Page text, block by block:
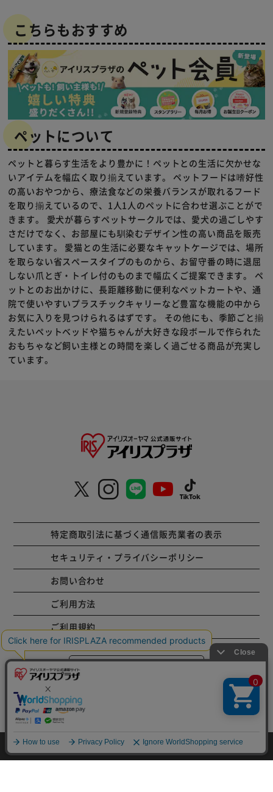
こちらもおすすめ
ペットについて
ペットと暮らす生活をより豊かに！ペットとの生活に欠かせな
いアイテムを幅広く取り揃えています。 ペットフードは嗜好性
の高いおやつから、療法食などの栄養バランスが取れるフード
を取り揃えているので、1人1人のペットに合わせ選ぶことがで
きます。 愛犬が暮らすペットサークルでは、愛犬の過ごしやす
さだけでなく、お部屋にも馴染むデザイン性の高い商品を販売
しています。 愛猫との生活に必要なキャットケージでは、場所
を取らない省スペースタイプのものから、お留守番の時に退屈
しない爪とぎ・トイレ付のものまで幅広くご提案できます。 ペ
ットとのお出かけに、長距離移動に便利なペットカートや、通
院で使いやすいプラスチックキャリーなど豊富な機能の中から
お気に入りを見つけられるはずです。 その他にも、季節ごと揃
えたいペットベッドや猫ちゃんが大好きな段ボールで作られた
おもちゃなど飼い主様との時間を楽しく過ごせる商品が充実し
ています。
特定商取引法に基づく通信販売業者の表示
セキュリティ・プライバシーポリシー
お問い合わせ
ご利用方法
ご利用規約
Copyright © 2001 IRISPLAZA. ALL Rights Reserved.
HOME 探す ログイン お気に入り お知らせ